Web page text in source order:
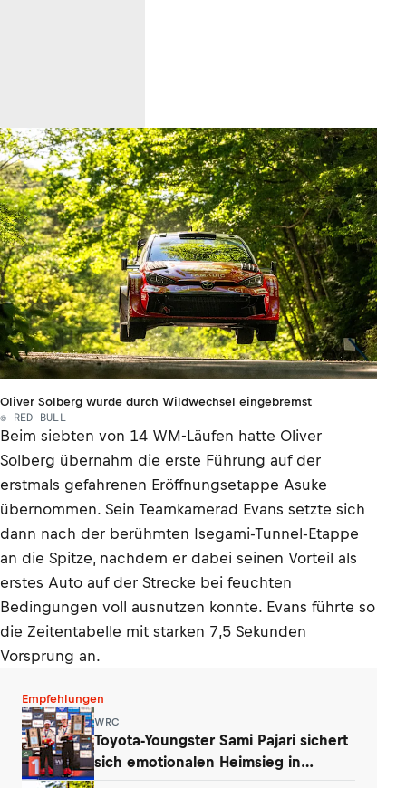
Oliver Solberg wurde durch Wildwechsel eingebremst
© RED BULL
Beim siebten von 14 WM-Läufen hatte Oliver
Solberg übernahm die erste Führung auf der
erstmals gefahrenen Eröffnungsetappe Asuke
übernommen. Sein Teamkamerad Evans setzte sich
dann nach der berühmten Isegami-Tunnel-Etappe
an die Spitze, nachdem er dabei seinen Vorteil als
erstes Auto auf der Strecke bei feuchten
Bedingungen voll ausnutzen konnte. Evans führte so
die Zeitentabelle mit starken 7,5 Sekunden
Vorsprung an.
Empfehlungen
WRC
Toyota-Youngster Sami Pajari sichert
sich emotionalen Heimsieg in